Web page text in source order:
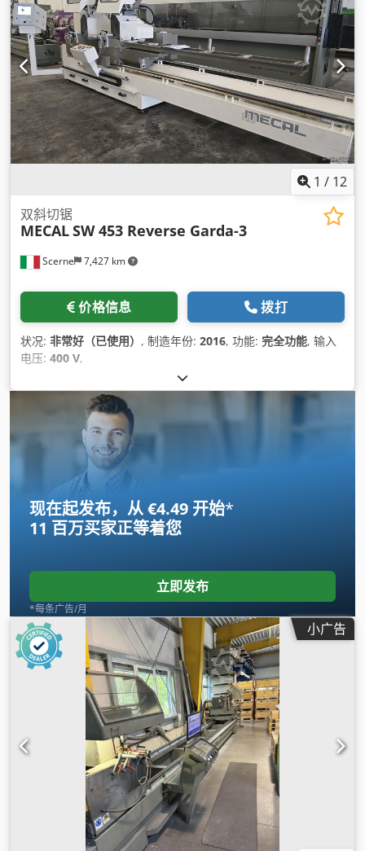
1 / 12
Scerne 7,427 km
双斜切锯
MECALSW 453 Reverse Garda-3
价格信息 拨打
状况: 非常好（已使用） , 制造年份: 2016, 功能: 完全功能, 输入
电压: 400 V,
现在起发布，从 €4.49 开始*
11 百万买家正等着您
立即发布
*每条广告/月
小广告